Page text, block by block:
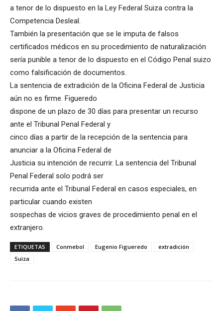
a tenor de lo dispuesto en la Ley Federal Suiza contra la
Competencia Desleal.
También la presentación que se le imputa de falsos
certificados médicos en su procedimiento de naturalización
sería punible a tenor de lo dispuesto en el Código Penal suizo
como falsificación de documentos.
La sentencia de extradición de la Oficina Federal de Justicia
aún no es firme. Figueredo
dispone de un plazo de 30 días para presentar un recurso
ante el Tribunal Penal Federal y
cinco días a partir de la recepción de la sentencia para
anunciar a la Oficina Federal de
Justicia su intención de recurrir. La sentencia del Tribunal
Penal Federal solo podrá ser
recurrida ante el Tribunal Federal en casos especiales, en
particular cuando existen
sospechas de vicios graves de procedimiento penal en el
extranjero.
ETIQUETAS Conmebol Eugenio Figueredo
extradición
Suiza